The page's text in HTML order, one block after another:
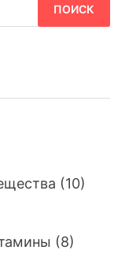
(10)
(8)